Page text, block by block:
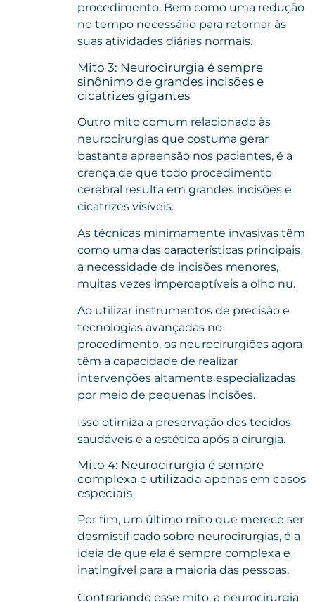
procedimento. Bem como uma redução
no tempo necessário para retornar às
suas atividades diárias normais.
Mito 3: Neurocirurgia é sempre
sinônimo de grandes incisões e
cicatrizes gigantes
Outro mito comum relacionado às
neurocirurgias que costuma gerar
bastante apreensão nos pacientes, é a
crença de que todo procedimento
cerebral resulta em grandes incisões e
cicatrizes visíveis.
As técnicas minimamente invasivas têm
como uma das características principais
a necessidade de incisões menores,
muitas vezes imperceptíveis a olho nu.
Ao utilizar instrumentos de precisão e
tecnologias avançadas no
procedimento, os neurocirurgiões agora
têm a capacidade de realizar
intervenções altamente especializadas
por meio de pequenas incisões.
Isso otimiza a preservação dos tecidos
saudáveis e a estética após a cirurgia.
Mito 4: Neurocirurgia é sempre
complexa e utilizada apenas em casos
especiais
Por fim, um último mito que merece ser
desmistificado sobre neurocirurgias, é a
ideia de que ela é sempre complexa e
inatingível para a maioria das pessoas.
Contrariando esse mito, a neurocirurgia